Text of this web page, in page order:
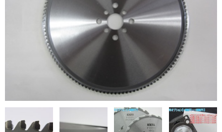
お客様の声
お問い合わせ